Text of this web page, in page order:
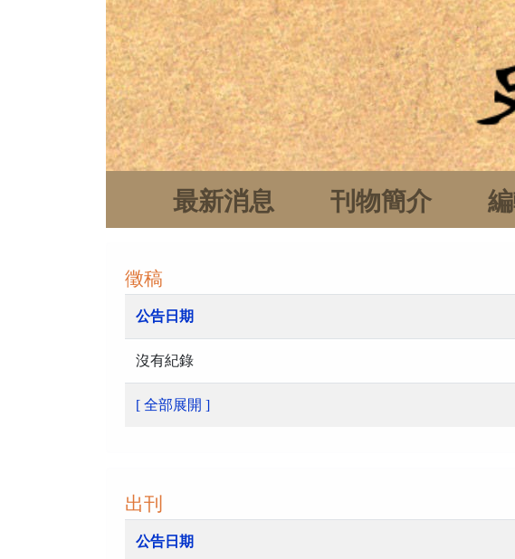
最新消息 刊物簡介
徵稿
公告日期
沒有紀錄
[ 全部展開 ]
出刊
公告日期